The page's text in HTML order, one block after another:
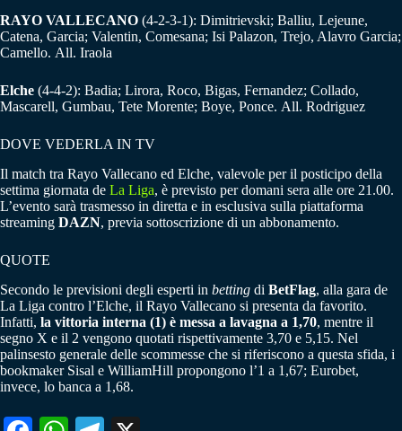
RAYO VALLECANO (4-2-3-1): Dimitrievski; Balliu, Lejeune,
Catena, Garcia; Valentin, Comesana; Isi Palazon, Trejo, Alavro Garcia;
Camello. All. Iraola
Elche (4-4-2): Badia; Lirora, Roco, Bigas, Fernandez; Collado,
Mascarell, Gumbau, Tete Morente; Boye, Ponce. All. Rodriguez
DOVE VEDERLA IN TV
Il match tra Rayo Vallecano ed Elche, valevole per il posticipo della
settima giornata de La Liga, è previsto per domani sera alle ore 21.00.
L’evento sarà trasmesso in diretta e in esclusiva sulla piattaforma
streaming DAZN, previa sottoscrizione di un abbonamento.
QUOTE
Secondo le previsioni degli esperti in betting di BetFlag, alla gara de
La Liga contro l’Elche, il Rayo Vallecano si presenta da favorito.
Infatti, la vittoria interna (1) è messa a lavagna a 1,70, mentre il
segno X e il 2 vengono quotati rispettivamente 3,70 e 5,15. Nel
palinsesto generale delle scommesse che si riferiscono a questa sfida, i
bookmaker Sisal e WilliamHill propongono l’1 a 1,67; Eurobet,
invece, lo banca a 1,68.